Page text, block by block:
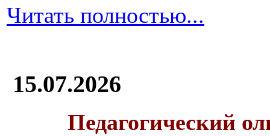
Читать полностью...
15.07.2026
Педагогический